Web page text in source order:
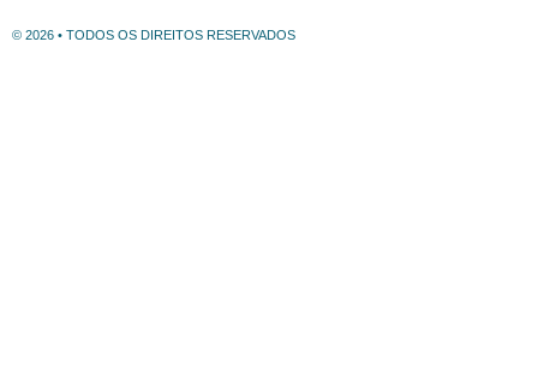
© 2026 • TODOS OS DIREITOS RESERVADOS